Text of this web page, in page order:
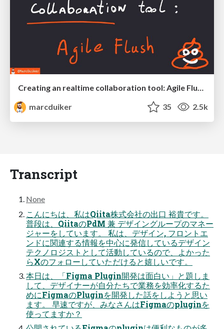
marcduiker
35 2.5k
Transcript
None
こんにちは、私はQiita株式会社の出口 裕貴です。
普段は、QiitaのPdM 兼 デザイングループのマネー
ジャーをしています。 私は、デザイン, フロントエ
ンドに関連する情報を中心に発信しているデザイン
テクノロジストとして活動しているので、よかった
らXのフォローしていただけると嬉しいです。
本日は、「Figma Plugin開発は面白い」と題しま
して、デザイナーが自分たちで業務を効率化するた
めにFigmaのPluginを開発した話をしようと思い
ます。 早速ですが、みなさんはFigmaのpluginを
使ってますか？